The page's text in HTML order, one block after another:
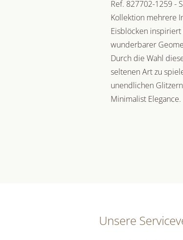
Ref. 827702-1259 -
Kollektion mehrere
Eisblöcken
wunderbarer
Durch die Wahl
seltenen Art zu
unendlichen
Minimalist Elegance.
Unsere